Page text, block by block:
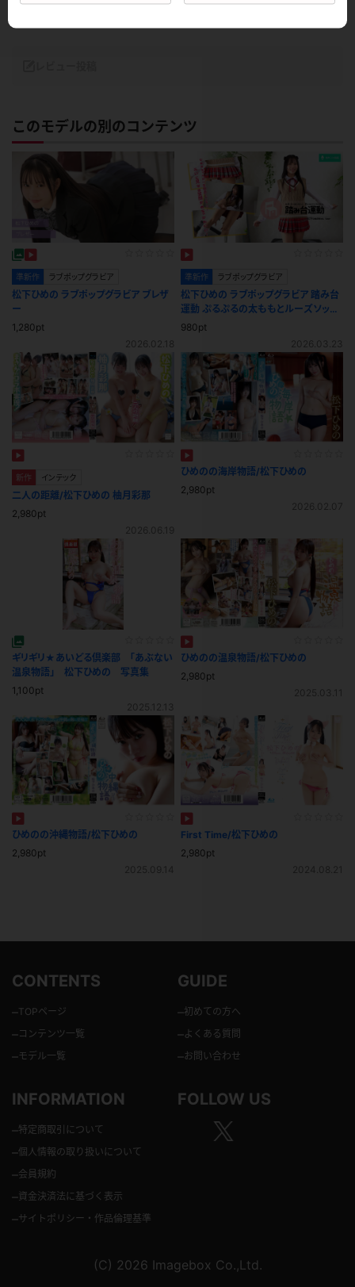
このモデルの別のコンテンツ
準新作 ラブポップグラビア
松下ひめの ラブポップグラビア ブレザ
ー
1,280pt
2026.02.18
準新作 ラブポップグラビア
松下ひめの ラブポップグラビア 踏み台
運動 ぷるぷるの太ももとルーズソック
スで元気に１、２！
980pt
2026.03.23
新作 インテック
二人の距離/松下ひめの 柚月彩那
2,980pt
2026.06.19
ひめのの海岸物語/松下ひめの
2,980pt
2026.02.07
ギリギリ★あいどる倶楽部 「あぶない
温泉物語」 松下ひめの 写真集
1,100pt
2025.12.13
ひめのの温泉物語/松下ひめの
2,980pt
2025.03.11
ひめのの沖縄物語/松下ひめの
2,980pt
2025.09.14
First Time/松下ひめの
2,980pt
2024.08.21
CONTENTS
–TOPページ
– コンテンツ一覧
– モデル一覧
GUIDE
–初めての方へ
– よくある質問
–お問い合わせ
INFORMATION
–特定商取引について
–個人情報の取り扱いについて
–会員規約
–資金決済法に基づく表示
–サイトポリシー・作品倫理基準
FOLLOW US
(C) 2026 Imagebox Co.,Ltd.